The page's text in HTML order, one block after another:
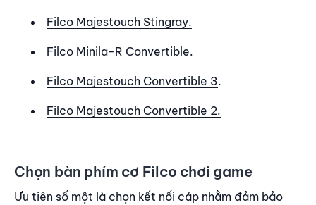
Filco Majestouch Stingray.
Filco Minila-R Convertible.
Filco Majestouch Convertible 3.
Filco Majestouch Convertible 2.
Chọn bàn phím cơ Filco chơi game
Ưu tiên số một là chọn kết nối cáp nhằm đảm bảo